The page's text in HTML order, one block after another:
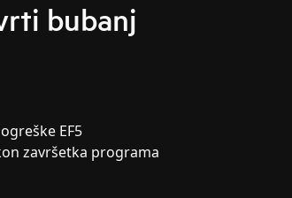
bubanj
EF5
završetka programa